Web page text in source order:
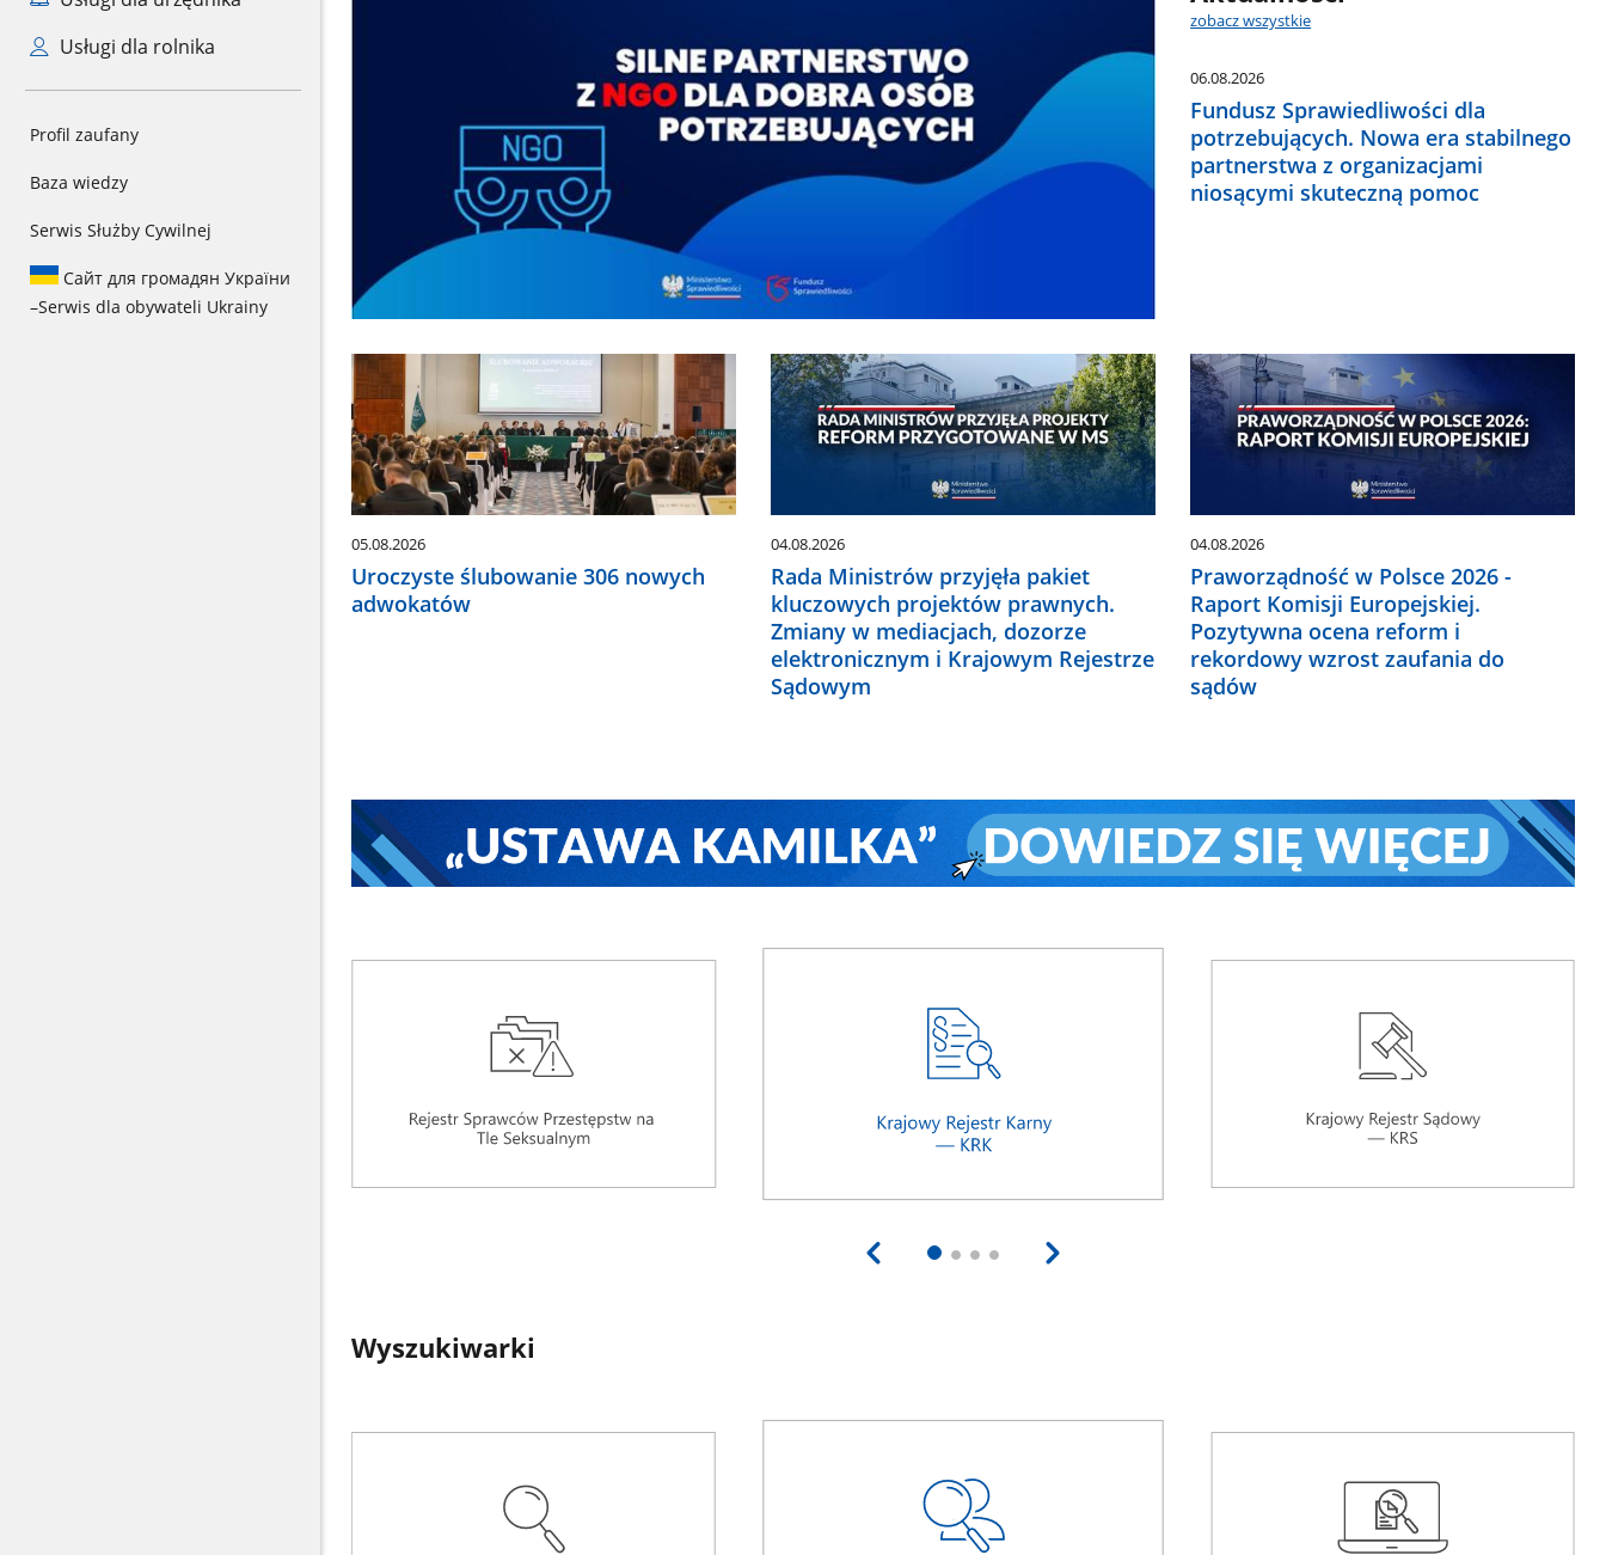
Usługi dla rolnika
Profil zaufany
Baza wiedzy
Serwis Służby Cywilnej
Сайт для громадян України
–Serwis dla obywateli Ukrainy
zobacz wszystkie
06.08.2026
Fundusz Sprawiedliwości dla
potrzebujących. Nowa era stabilnego
partnerstwa z organizacjami
niosącymi skuteczną pomoc
05.08.2026
Uroczyste ślubowanie 306 nowych
adwokatów
04.08.2026
Rada Ministrów przyjęła pakiet
kluczowych projektów prawnych.
Zmiany w mediacjach, dozorze
elektronicznym i Krajowym Rejestrze
Sądowym
04.08.2026
Praworządność w Polsce 2026 -
Raport Komisji Europejskiej.
Pozytywna ocena reform i
rekordowy wzrost zaufania do
sądów
Wyszukiwarki